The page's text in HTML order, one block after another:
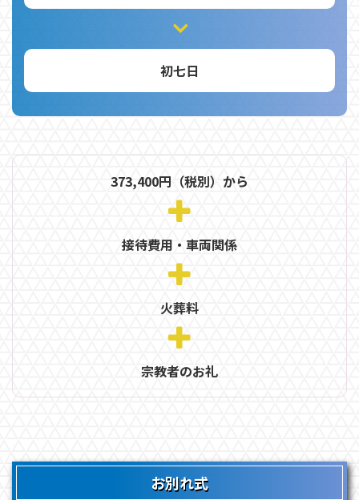
初七日
373,400円（税別）から
接待費用・車両関係
火葬料
宗教者のお礼
お別れ式